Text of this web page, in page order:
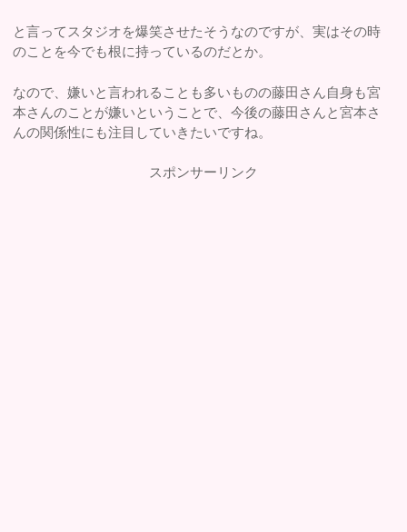
と言ってスタジオを爆笑させたそうなのですが、実はその時
のことを今でも根に持っているのだとか。
なので、嫌いと言われることも多いものの藤田さん自身も宮
本さんのことが嫌いということで、今後の藤田さんと宮本さ
んの関係性にも注目していきたいですね。
スポンサーリンク